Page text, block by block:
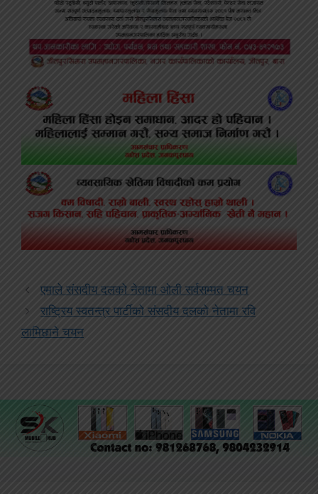
एमाले संसदीय दलको नेतामा ओली सर्वसम्मत चयन
राष्ट्रिय स्वतन्त्र पार्टीको संसदीय दलको नेतामा रवि
लामिछाने चयन